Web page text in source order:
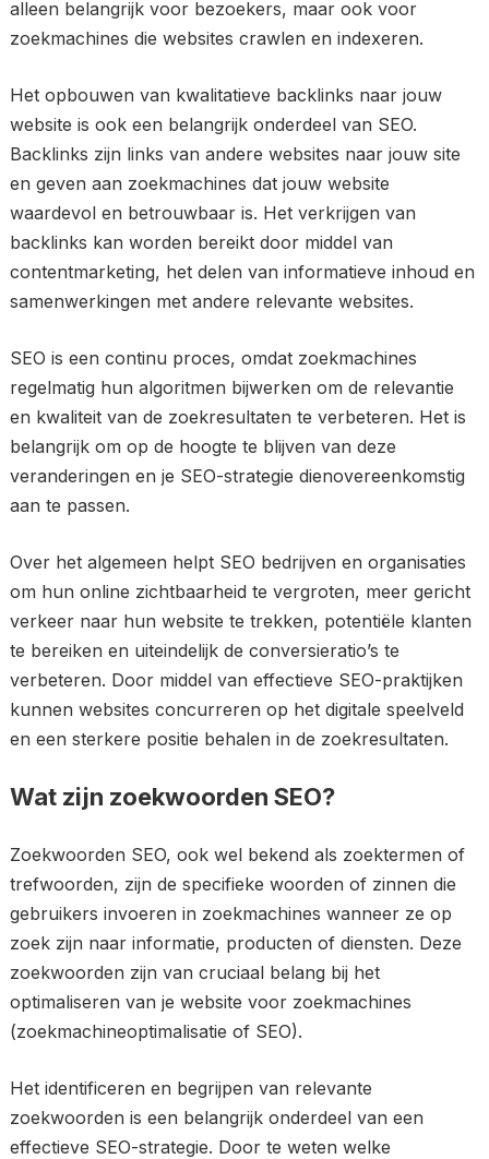
alleen belangrijk voor bezoekers, maar ook voor
zoekmachines die websites crawlen en indexeren.
Het opbouwen van kwalitatieve backlinks naar jouw
website is ook een belangrijk onderdeel van SEO.
Backlinks zijn links van andere websites naar jouw site
en geven aan zoekmachines dat jouw website
waardevol en betrouwbaar is. Het verkrijgen van
backlinks kan worden bereikt door middel van
contentmarketing, het delen van informatieve inhoud en
samenwerkingen met andere relevante websites.
SEO is een continu proces, omdat zoekmachines
regelmatig hun algoritmen bijwerken om de relevantie
en kwaliteit van de zoekresultaten te verbeteren. Het is
belangrijk om op de hoogte te blijven van deze
veranderingen en je SEO-strategie dienovereenkomstig
aan te passen.
Over het algemeen helpt SEO bedrijven en organisaties
om hun online zichtbaarheid te vergroten, meer gericht
verkeer naar hun website te trekken, potentiële klanten
te bereiken en uiteindelijk de conversieratio’s te
verbeteren. Door middel van effectieve SEO-praktijken
kunnen websites concurreren op het digitale speelveld
en een sterkere positie behalen in de zoekresultaten.
Wat zijn zoekwoorden SEO?
Zoekwoorden SEO, ook wel bekend als zoektermen of
trefwoorden, zijn de specifieke woorden of zinnen die
gebruikers invoeren in zoekmachines wanneer ze op
zoek zijn naar informatie, producten of diensten. Deze
zoekwoorden zijn van cruciaal belang bij het
optimaliseren van je website voor zoekmachines
(zoekmachineoptimalisatie of SEO).
Het identificeren en begrijpen van relevante
zoekwoorden is een belangrijk onderdeel van een
effectieve SEO-strategie. Door te weten welke